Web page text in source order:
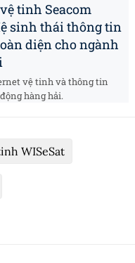
tinh Seacom
sinh thái thông tin
diện cho ngành
vệ tinh và thông tin
hàng hải.
WISeSat